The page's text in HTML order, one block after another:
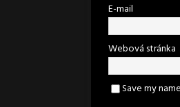
E-mail
Webová stránka
Save my